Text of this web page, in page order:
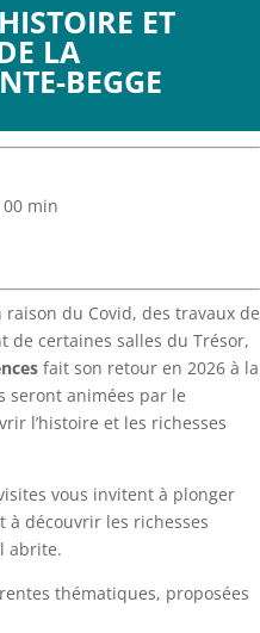
ET
LA
BEGGE
00 min
du Covid, des travaux de
de certaines salles du Trésor,
fait son retour en 2026 à la
seront animées par le
l’histoire et les richesses
vous invitent à plonger
à découvrir les richesses
abrite.
thématiques, proposées